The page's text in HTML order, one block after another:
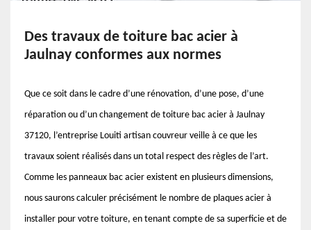
Des travaux de toiture bac acier à
Jaulnay conformes aux normes
Que ce soit dans le cadre d’une rénovation, d’une pose, d’une
réparation ou d’un changement de toiture bac acier à Jaulnay
37120, l’entreprise Louiti artisan couvreur veille à ce que les
travaux soient réalisés dans un total respect des règles de l’art.
Comme les panneaux bac acier existent en plusieurs dimensions,
nous saurons calculer précisément le nombre de plaques acier à
installer pour votre toiture, en tenant compte de sa superficie et de